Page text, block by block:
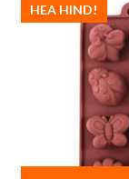
HEA HIND!